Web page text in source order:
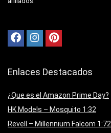
Enlaces Destacados
¿Que es el Amazon Prime Day?
HK Models – Mosquito 1:32
Revell – Millennium Falcom 1:72